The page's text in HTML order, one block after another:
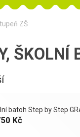
ZŠ
ŠKOLNÍ
batoh Step by Step
Kč